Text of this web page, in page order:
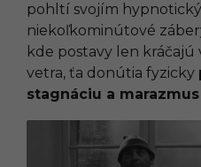
pohltí svojím
niekoľkominútové
kde postavy len kráčajú
vetra, ťa donútia fyzicky
stagnáciu a